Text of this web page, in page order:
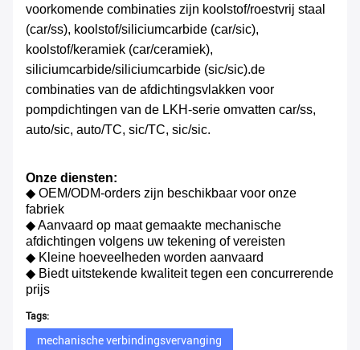
voorkomende combinaties zijn koolstof/roestvrij staal
(car/ss), koolstof/siliciumcarbide (car/sic),
koolstof/keramiek (car/ceramiek),
siliciumcarbide/siliciumcarbide (sic/sic).de
combinaties van de afdichtingsvlakken voor
pompdichtingen van de LKH-serie omvatten car/ss,
auto/sic, auto/TC, sic/TC, sic/sic.
Onze diensten:
◆ OEM/ODM-orders zijn beschikbaar voor onze
fabriek
◆ Aanvaard op maat gemaakte mechanische
afdichtingen volgens uw tekening of vereisten
◆ Kleine hoeveelheden worden aanvaard
◆ Biedt uitstekende kwaliteit tegen een concurrerende
prijs
Tags:
mechanische verbindingsvervanging